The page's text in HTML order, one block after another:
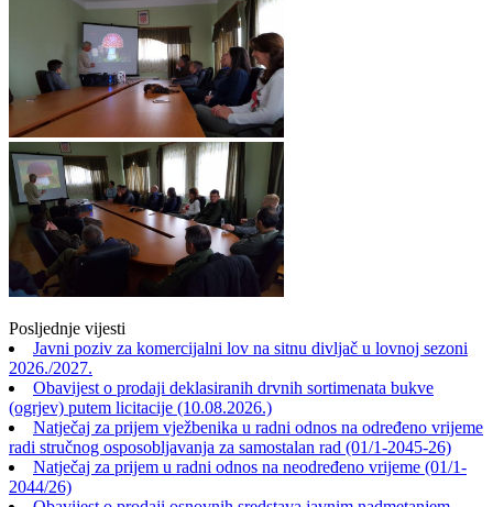
Posljednje vijesti
Javni poziv za komercijalni lov na sitnu divljač u lovnoj sezoni
2026./2027.
Obavijest o prodaji deklasiranih drvnih sortimenata bukve
(ogrjev) putem licitacije (10.08.2026.)
Natječaj za prijem vježbenika u radni odnos na određeno vrijeme
radi stručnog osposobljavanja za samostalan rad (01/1-2045-26)
Natječaj za prijem u radni odnos na neodređeno vrijeme (01/1-
2044/26)